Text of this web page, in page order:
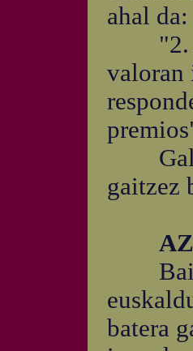
ahal da:
"2.
valoran
gaitzez
batera